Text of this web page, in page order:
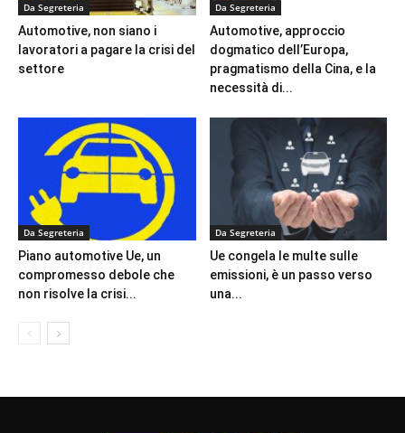
Da Segreteria
Automotive, non siano i
lavoratori a pagare la crisi del
settore
Da Segreteria
Automotive, approccio
dogmatico dell’Europa,
pragmatismo della Cina, e la
necessità di...
Da Segreteria
Piano automotive Ue, un
compromesso debole che
non risolve la crisi...
Da Segreteria
Ue congela le multe sulle
emissioni, è un passo verso
una...